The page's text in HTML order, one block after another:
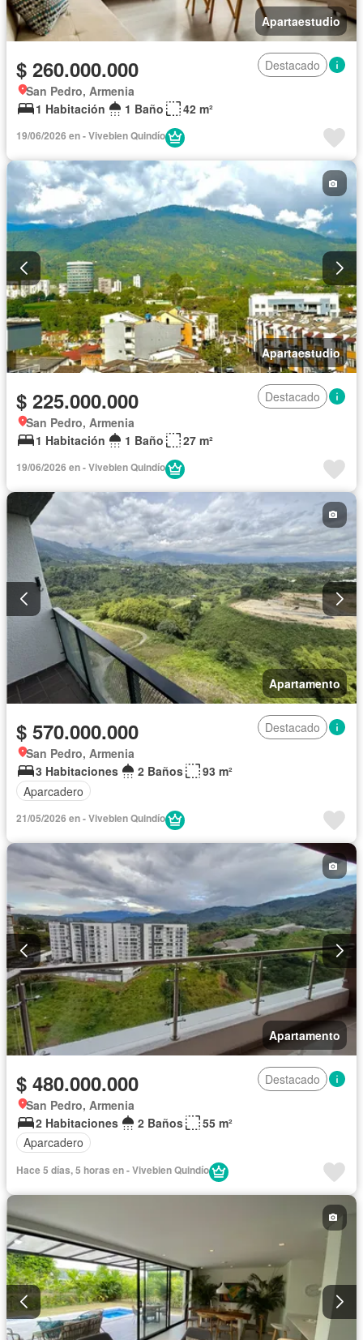
Apartaestudio
$ 260.000.000
Destacado
San Pedro, Armenia
1 Habitación
1 Baño 42 m²
19/06/2026 en - Vivebien Quindío
Apartaestudio
$ 225.000.000
Destacado
San Pedro, Armenia
1 Habitación
1 Baño 27 m²
19/06/2026 en - Vivebien Quindío
Apartamento
$ 570.000.000
Destacado
San Pedro, Armenia
3 Habitaciones
2 Baños
93 m²
Aparcadero
21/05/2026 en - Vivebien Quindío
Apartamento
$ 480.000.000
Destacado
San Pedro, Armenia
2 Habitaciones
2 Baños
55 m²
Aparcadero
Hace 5 días, 5 horas en - Vivebien Quindío